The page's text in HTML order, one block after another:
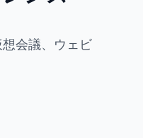
会議、ウェビ